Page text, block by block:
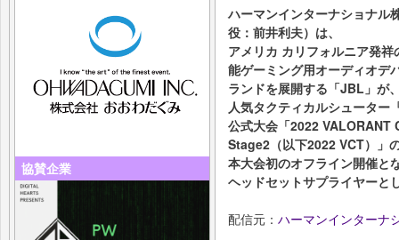
協賛企業
ハーマンインターナショナル
役：前井利夫）は、
アメリカ カリフォルニア発
能ゲーミング用オーディオ
ランドを展開する「JBL」が
人気タクティカルシューター
公式大会「2022
Stage2（以下2022 VCT）」
本大会初のオフライン開催
ヘッドセットサプライヤーと
配信元： ハーマンインターナ